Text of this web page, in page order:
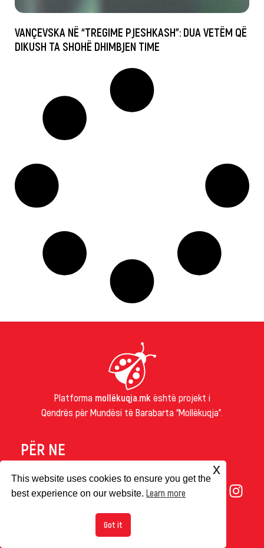
VANÇEVSKA NË “TREGIME PJESHKASH”: DUA VETËM QË
DIKUSH TA SHOHË DHIMBJEN TIME
Platforma mollëkuqja.mk është projekt i
Qendrës për Mundësi të Barabarta “Mollëkuqja”.
PËR NE
RRETH NESH
IMPRESUM
COOKIES
Mollëkuqja.mk
This website uses cookies to ensure you get the
best experience on our website. Learn more
Got it
x